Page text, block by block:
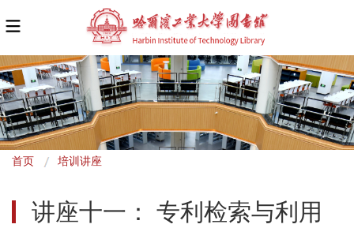
面
首页 培训讲座
讲座十一： 专利检索与利用